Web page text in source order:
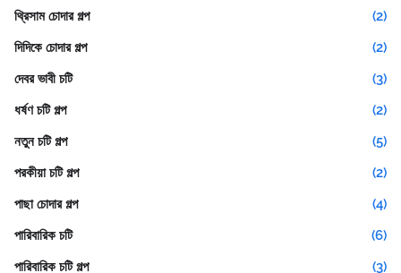
থ্রিসাম চোদার গল্প
(2)
দিদিকে চোদার গল্প
(2)
দেবর ভাবী চটি
(3)
ধর্ষণ চটি গল্প
(2)
নতুন চটি গল্প
(5)
পরকীয়া চটি গল্প
(2)
পাছা চোদার গল্প
(4)
পারিবারিক চটি
(6)
পারিবারিক চটি গল্প
(3)